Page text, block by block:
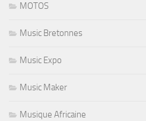
MOTOS
Music Bretonnes
Music Expo
Music Maker
Musique Africaine